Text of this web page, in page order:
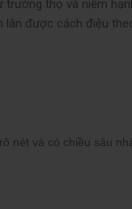
trường thọ và niềm
lân được cách điệu
nét và có chiều sâu